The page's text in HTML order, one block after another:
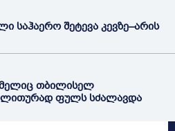
საჰაერო შეტევა კევზე–არის
თბილისელ
ფულს სძალავდა